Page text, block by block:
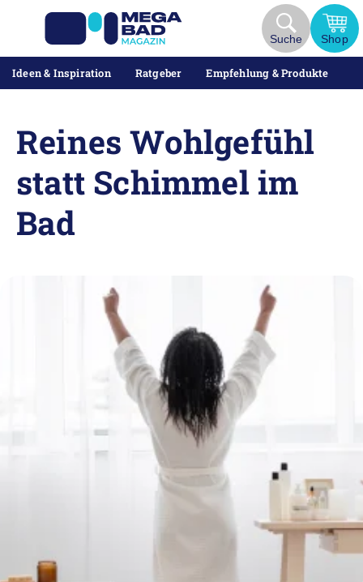
springen
Suche Shop
Ideen & Inspiration Ratgeber Empfehlung & Produkte
Reines Wohlgefühl
statt Schimmel im
Bad